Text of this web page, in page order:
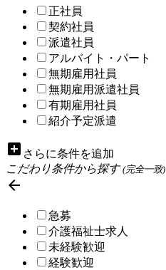
正社員
契約社員
派遣社員
アルバイト・パート
無期雇用社員
無期雇用派遣社員
有期雇用社員
紹介予定派遣
add_box さらに条件を追加
こだわり条件から探す(完全一致)

急募
介護福祉士求人
未経験歓迎
経験歓迎